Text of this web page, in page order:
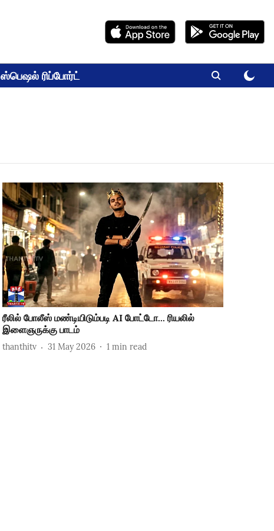
ஸ்பெஷல் ரிப்போர்ட்
ரீலில் போலீஸ் மண்டியிடும்படி AI போட்டோ... ரியலில்
இளைஞருக்கு பாடம்
thanthitv 31 May 2026 1 min read